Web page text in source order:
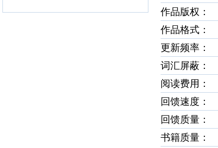
作品版权：
作品格式：
更新频率：
词汇屏蔽：
阅读费用：
回馈速度
回馈质量
书籍质量